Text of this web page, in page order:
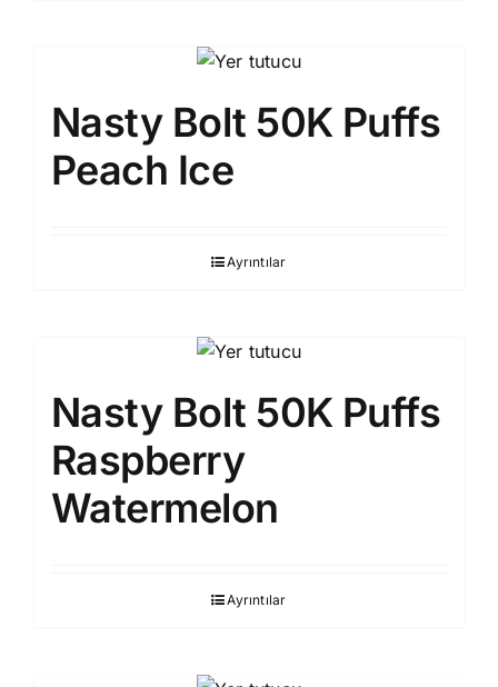
Nasty Bolt 50K Puffs
Peach Ice
Ayrıntılar
Nasty Bolt 50K Puffs
Raspberry
Watermelon
Ayrıntılar